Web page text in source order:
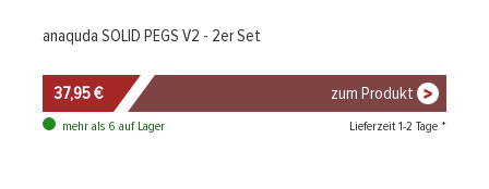
anaquda SOLID PEGS V2 - 2er Set
37,95 € zum Produkt
mehr als 6 auf Lager Lieferzeit 1-2 Tage *